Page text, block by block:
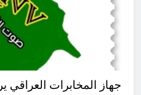
جهاز المخابرات